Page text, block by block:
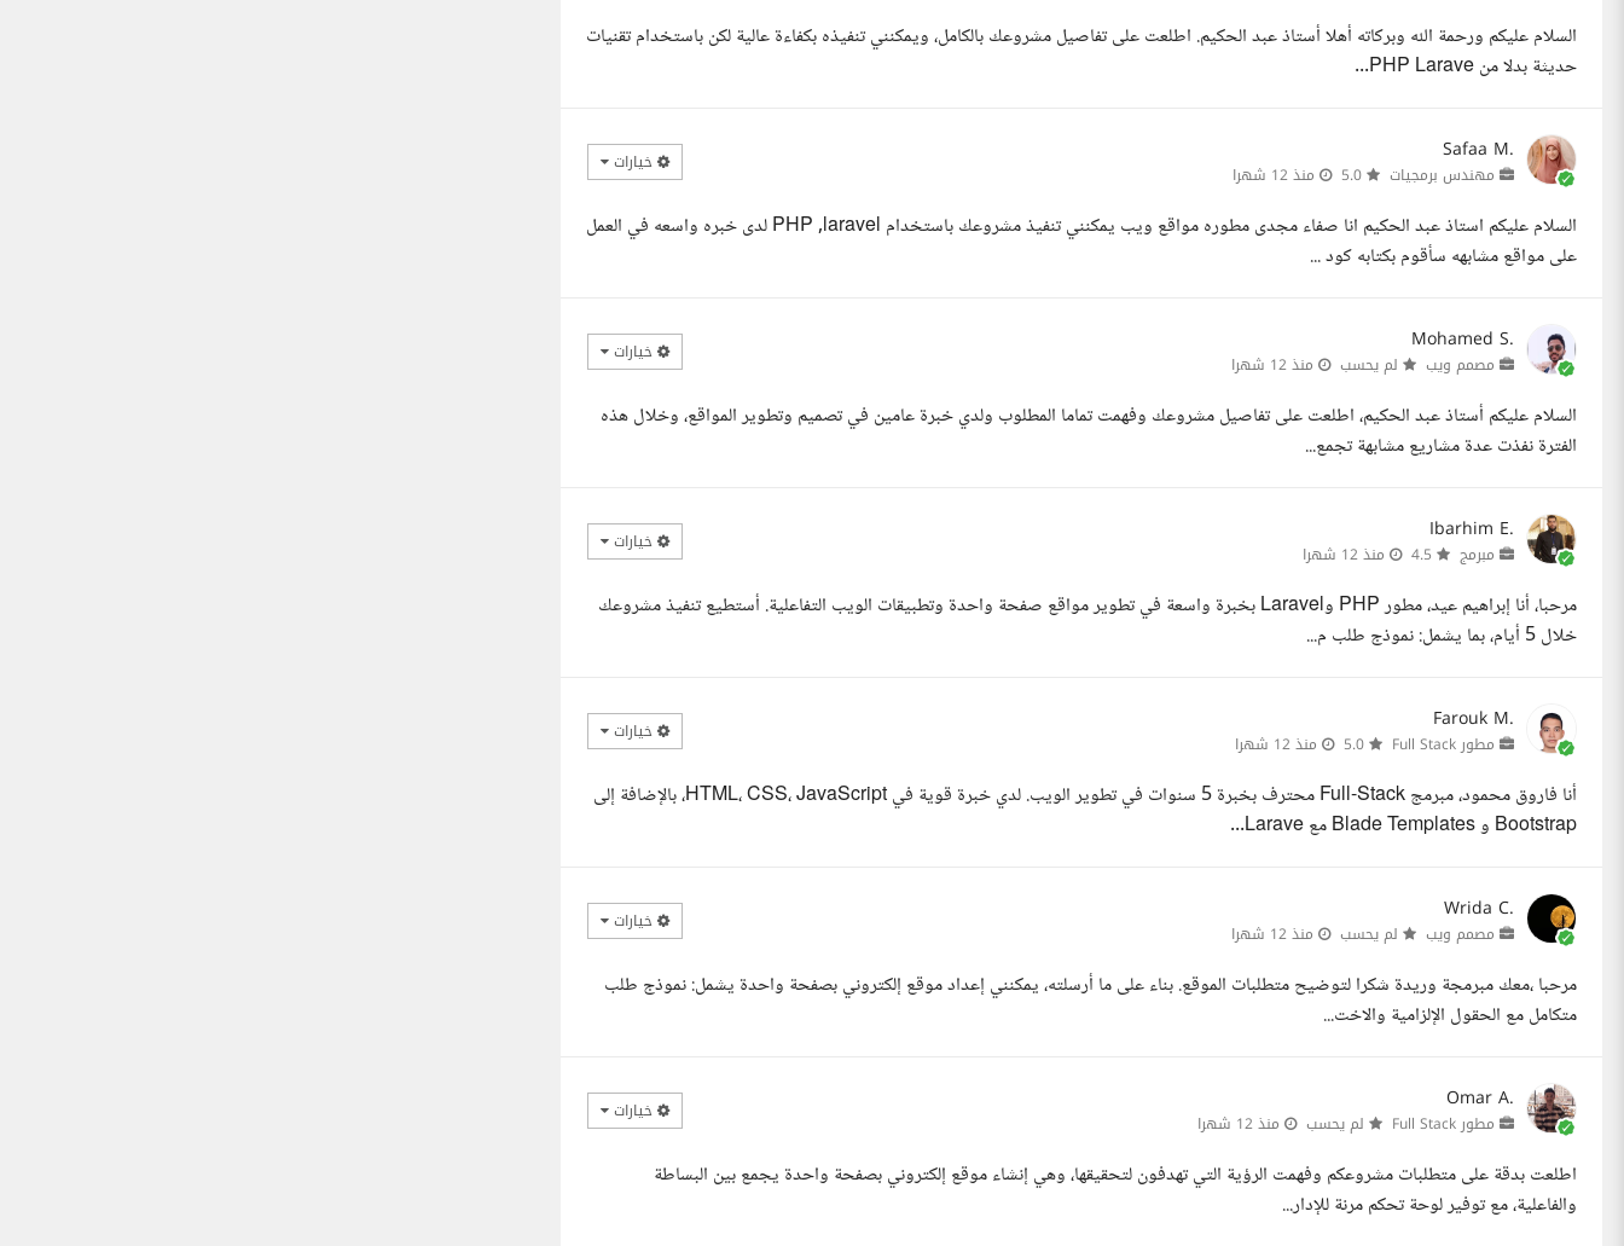
السلام عليكم ورحمة الله وبركاته أهلا أستاذ عبد الحكيم. اطلعت على تفاصيل مشروعك بالكامل، ويمكنني تنفيذه بكفاءة عالية لكن باستخدام تقنيات
حديثة بدلا من PHP Larave...
Safaa M.
مهندس برمجيات منذ 12 شهرا خيارات
السلام عليكم استاذ عبد الحكيم انا صفاء مجدى مطوره مواقع ويب يمكنني تنفيذ مشروعك باستخدام PHP ,laravel لدى خبره واسعه في العمل
على مواقع مشابهه سأقوم بكتابه كود ...
Mohamed S.
مصمم ويب لم يحسب منذ 12 شهرا خيارات
السلام عليكم أستاذ عبد الحكيم، اطلعت على تفاصيل مشروعك وفهمت تماما المطلوب ولدي خبرة عامين في تصميم وتطوير المواقع، وخلال هذه
الفترة نفذت عدة مشاريع مشابهة تجمع...
Ibarhim E.
مبرمج منذ 12 شهرا خيارات
مرحبا، أنا إبراهيم عيد، مطور PHP وLaravel بخبرة واسعة في تطوير مواقع صفحة واحدة وتطبيقات الويب التفاعلية. أستطيع تنفيذ مشروعك
خلال 5 أيام، بما يشمل: نموذج طلب م...
Farouk M.
مطور Full Stack منذ 12 شهرا خيارات
أنا فاروق محمود، مبرمج Full-Stack محترف بخبرة 5 سنوات في تطوير الويب. لدي خبرة قوية في HTML، CSS، JavaScript، بالإضافة إلى
Bootstrap و Blade Templates مع Larave...
Wrida C.
مصمم ويب لم يحسب منذ 12 شهرا خيارات
مرحبا ،معك مبرمجة وريدة شكرا لتوضيح متطلبات الموقع. بناء على ما أرسلته، يمكنني إعداد موقع إلكتروني بصفحة واحدة يشمل: نموذج طلب
متكامل مع الحقول الإلزامية والاخت...
Omar A.
مطور Full Stack لم يحسب منذ 12 شهرا خيارات
اطلعت بدقة على متطلبات مشروعكم وفهمت الرؤية التي تهدفون لتحقيقها، وهي إنشاء موقع إلكتروني بصفحة واحدة يجمع بين البساطة
والفاعلية، مع توفير لوحة تحكم مرنة للإدار...